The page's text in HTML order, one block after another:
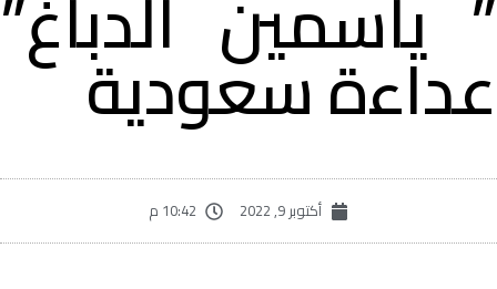
سعودية
أكتوبر 9, 2022 10:42 م